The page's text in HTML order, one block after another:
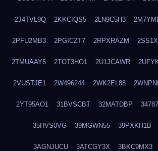
2J4TVL9Q 2KKCIQS5 2LN9C5H3
2PFU2MB3 2PGICZT7 2RPXRAZM
2TMUAAY5 2TOT3HO1 2U1JCAWR
2VUSTJE1 2W496244 2WK2EL88
2YT95AO1 31BVSCBT 32MATDBP
35HVS0VG 39MGWN55 39PXKH1B
3AGNJUCU 3ATCGY3X 3BKC9MX3